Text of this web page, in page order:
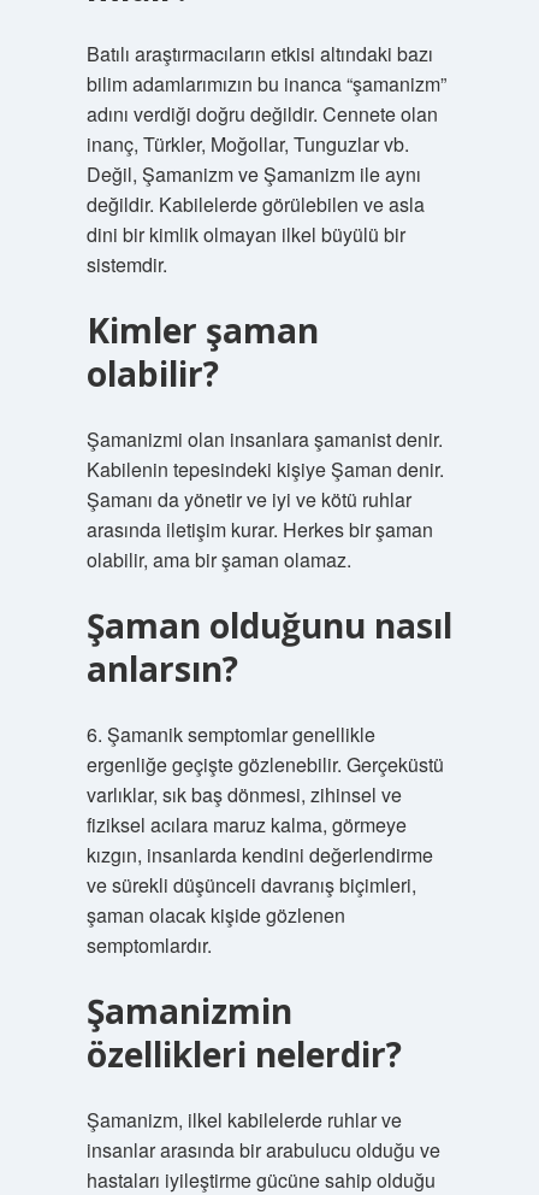
Batılı araştırmacıların etkisi altındaki bazı
bilim adamlarımızın bu inanca “şamanizm”
adını verdiği doğru değildir. Cennete olan
inanç, Türkler, Moğollar, Tunguzlar vb.
Değil, Şamanizm ve Şamanizm ile aynı
değildir. Kabilelerde görülebilen ve asla
dini bir kimlik olmayan ilkel büyülü bir
sistemdir.
Kimler şaman
olabilir?
Şamanizmi olan insanlara şamanist denir.
Kabilenin tepesindeki kişiye Şaman denir.
Şamanı da yönetir ve iyi ve kötü ruhlar
arasında iletişim kurar. Herkes bir şaman
olabilir, ama bir şaman olamaz.
Şaman olduğunu nasıl
anlarsın?
6. Şamanik semptomlar genellikle
ergenliğe geçişte gözlenebilir. Gerçeküstü
varlıklar, sık baş dönmesi, zihinsel ve
fiziksel acılara maruz kalma, görmeye
kızgın, insanlarda kendini değerlendirme
ve sürekli düşünceli davranış biçimleri,
şaman olacak kişide gözlenen
semptomlardır.
Şamanizmin
özellikleri nelerdir?
Şamanizm, ilkel kabilelerde ruhlar ve
insanlar arasında bir arabulucu olduğu ve
hastaları iyileştirme gücüne sahip olduğu